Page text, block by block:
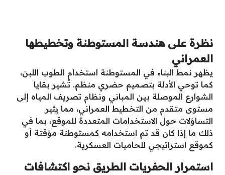
نظرة على هندسة المستوطنة وتخطيطها
العمراني
يظهر نمط البناء في المستوطنة استخدام الطوب اللبن،
كما توحي الأدلة بتصميم حضري منظم. تُشير بقايا
الشوارع الموصلة بين المباني ونظام تصريف المياه إلى
مستوى متقدم من التخطيط العمراني، مما يثير
التساؤلات حول الاستخدامات المتعددة للموقع، بما في
ذلك ما إذا كان قد تم استخدامه كمستوطنة مؤقتة أو
كموقع استراتيجي للحاميات العسكرية.
استمرار الحفريات الطريق نحو اكتشافات